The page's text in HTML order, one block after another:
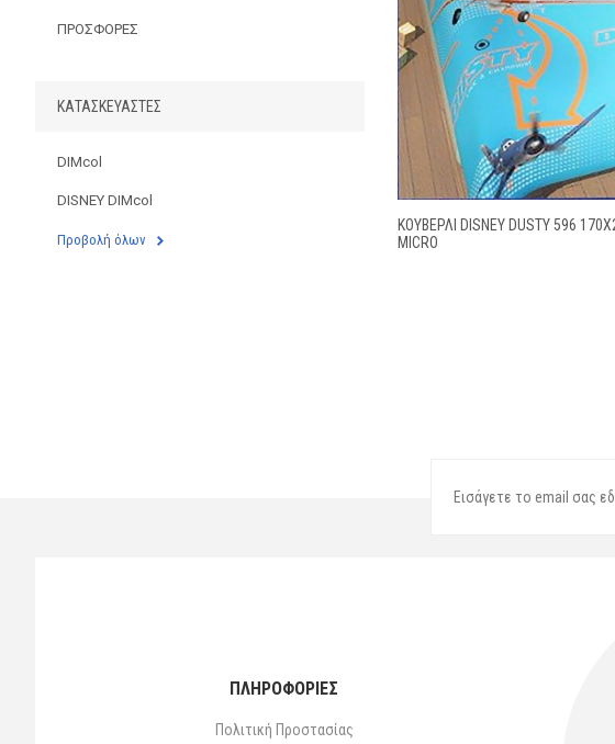
ΚΟΥΒΕΡΛΙ DISNEY DUSTY 596
MICRO
ΠΡΟΣΦΟΡΕΣ
ΚΑΤΑΣΚΕΥΑΣΤΈΣ
DIMcol
DISNEY DIMcol
Προβολή όλων
ΠΛΗΡΟΦΟΡΙΕΣ
Πολιτική Προστασίας